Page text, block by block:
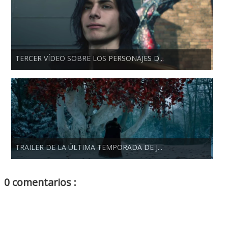
TERCER VÍDEO SOBRE LOS PERSONAJES D...
TRAILER DE LA ÚLTIMA TEMPORADA DE J...
0 comentarios :